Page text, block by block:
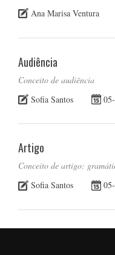
Ana Marisa Ventura
Audiência
Conceito de audiência
Sofia Santos
Artigo
Conceito de artigo:
Sofia Santos